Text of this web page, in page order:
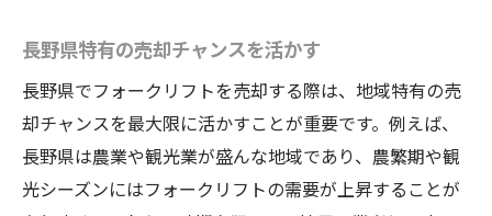
長野県特有の売却チャンスを活かす
長野県でフォークリフトを売却する際は、地域特有の売
却チャンスを最大限に活かすことが重要です。例えば、
長野県は農業や観光業が盛んな地域であり、農繁期や観
光シーズンにはフォークリフトの需要が上昇することが